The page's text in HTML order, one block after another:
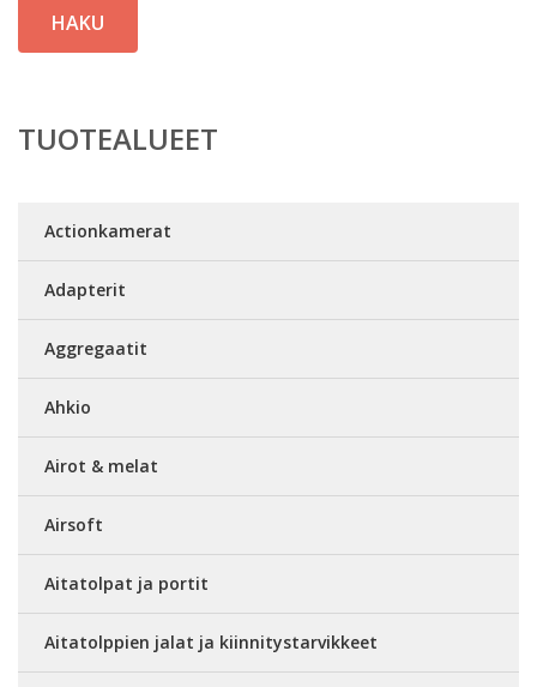
HAKU
TUOTEALUEET
Actionkamerat
Adapterit
Aggregaatit
Ahkio
Airot & melat
Airsoft
Aitatolpat ja portit
Aitatolppien jalat ja kiinnitystarvikkeet